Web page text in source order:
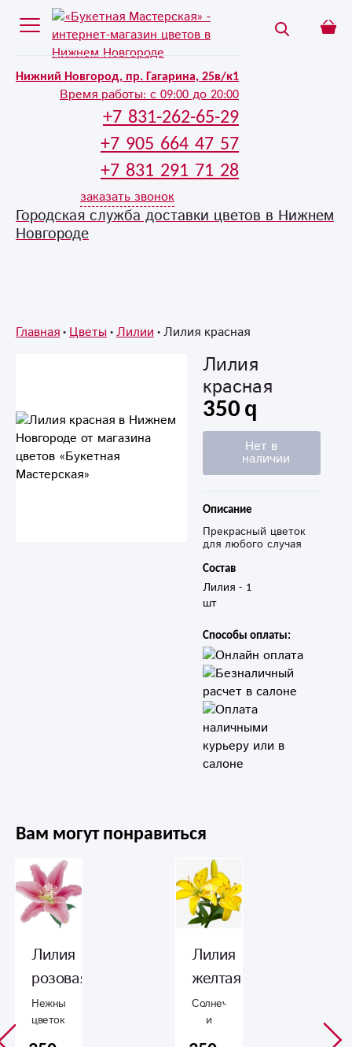
Нижний Новгород, пр. Гагарина, 25в/к1
Время работы:с 09:00 до 20:00
+7 831-262-65-29
+7 905 664 47 57
+7 831 291 71 28
заказать звонок
Городская служба доставки цветов в Нижнем
Новгороде
Главная Цветы Лилии Лилия красная
Лилия
красная
350
Нет в
наличии
Описание
Прекрасный цветок
для любого случая
Состав
Лилия - 1
шт
Способы оплаты:
Вам могут понравиться
Лилия
розовая
Нежный
цветок!
Лилия
желтая
Солнечный
и